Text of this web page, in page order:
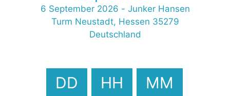
6 September 2026 - Junker Hansen
Turm Neustadt, Hessen 35279
Deutschland
DD HH MM